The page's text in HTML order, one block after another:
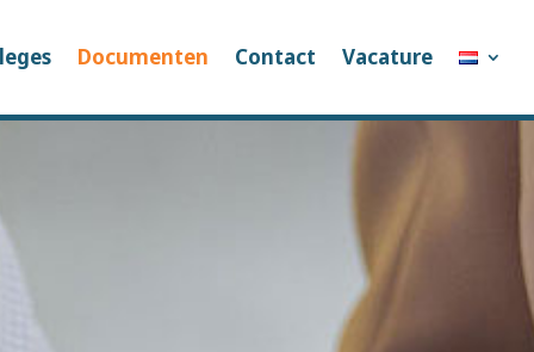
Documenten Contact Vacature